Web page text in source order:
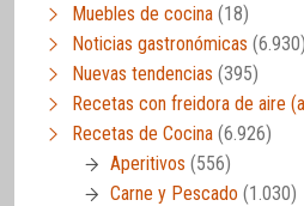
Muebles de cocina (18)
Noticias gastronómicas (6.930)
Nuevas tendencias (395)
Recetas con freidora de aire
Recetas de Cocina (6.926)
Aperitivos (556)
Carne y Pescado (1.030)